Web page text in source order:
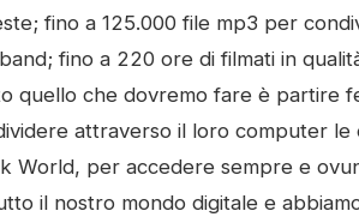
fino a 125.000 file mp3 per
fino a 220 ore di filmati in
quello che dovremo fare è partire
attraverso il loro computer le
World, per accedere sempre e
il nostro mondo digitale e